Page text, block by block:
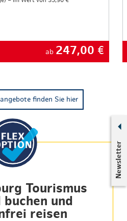
Newsletter
ab 247,00 €
finden Sie hier
Tourismus
und
reisen